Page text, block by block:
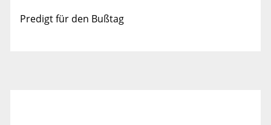
Predigt für den Bußtag